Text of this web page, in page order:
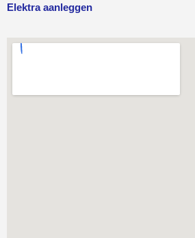
Elektra aanleggen